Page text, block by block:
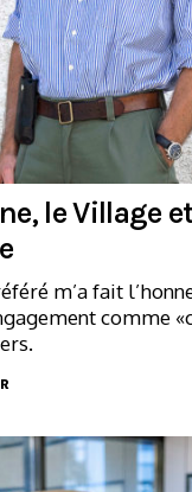
le Village
m’a fait
comme